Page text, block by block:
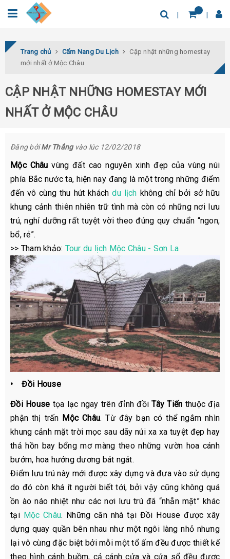
0932.04.03.78 Tìm thêm địa điểm
Trang chủ Cẩm Nang Du Lịch
Cập nhật những homestay
mới nhất ở Mộc Châu
CẬP NHẬT NHỮNG HOMESTAY MỚI
NHẤT Ở MỘC CHÂU
Đăng bởiMr Thắngvào lúc 12/02/2018
Mộc Châu vùng đất cao nguyên xinh đẹp của vùng núi
phía Bắc nước ta, hiện nay đang là một trong những điểm
đến vô cùng thu hút kháchdu lịch không chỉ bởi sở hữu
khung cảnh thiên nhiên trữ tình mà còn có những nơi lưu
trú, nghỉ dưỡng rất tuyệt vời theo đúng quy chuẩn “ngon,
bổ, rẻ”.
>> Tham khảo: Tour du lịch Mộc Châu - Sơn La
• Đồi House
Đồi House tọa lạc ngay trên đỉnh đồiTây Tiến thuộc địa
phận thị trấn Mộc Châu. Từ đây bạn có thể ngắm nhìn
khung cảnh mặt trời mọc sau dãy núi xa xa tuyệt đẹp hay
thả hồn bay bổng mơ màng theo những vườn hoa cánh
bướm, hoa hướng dương bát ngát.
Điểm lưu trú này mới được xây dựng và đưa vào sử dụng
do đó còn khá ít người biết tới, bởi vậy cũng không quá
ồn ào náo nhiệt như các nơi lưu trú đã “nhẵn mặt” khác
tại Mộc Châu. Những căn nhà tại Đồi House được xây
dựng quay quần bên nhau như một ngôi làng nhỏ nhưng
lại vô cùng đặc biệt bởi mỗi một tổ ấm đều được thiết kế
theo hình cánh buồm, cả cánh cửa và cửa sổ đều được